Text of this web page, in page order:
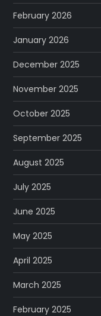
February 2026
January 2026
December 2025
November 2025
October 2025
September 2025
August 2025
July 2025
June 2025
May 2025
April 2025
March 2025
February 2025